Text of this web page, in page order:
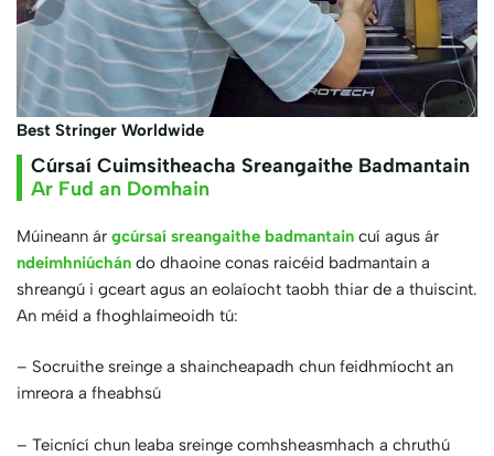
Best Stringer Worldwide
Cúrsaí Cuimsitheacha Sreangaithe Badmantain
Ar Fud an Domhain
Múineann ár gcúrsaí sreangaithe badmantain cuí agus ár
ndeimhniúchán do dhaoine conas raicéid badmantain a
shreangú i gceart agus an eolaíocht taobh thiar de a thuiscint.
An méid a fhoghlaimeoidh tú:
– Socruithe sreinge a shaincheapadh chun feidhmíocht an
imreora a fheabhsú
– Teicnící chun leaba sreinge comhsheasmhach a chruthú